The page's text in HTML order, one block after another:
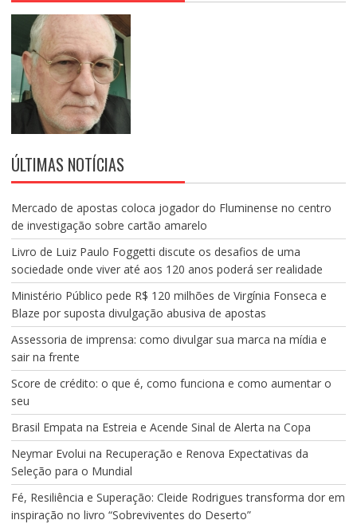
ÚLTIMAS NOTÍCIAS
Mercado de apostas coloca jogador do Fluminense no centro
de investigação sobre cartão amarelo
Livro de Luiz Paulo Foggetti discute os desafios de uma
sociedade onde viver até aos 120 anos poderá ser realidade
Ministério Público pede R$ 120 milhões de Virgínia Fonseca e
Blaze por suposta divulgação abusiva de apostas
Assessoria de imprensa: como divulgar sua marca na mídia e
sair na frente
Score de crédito: o que é, como funciona e como aumentar o
seu
Brasil Empata na Estreia e Acende Sinal de Alerta na Copa
Neymar Evolui na Recuperação e Renova Expectativas da
Seleção para o Mundial
Fé, Resiliência e Superação: Cleide Rodrigues transforma dor em
inspiração no livro “Sobreviventes do Deserto”